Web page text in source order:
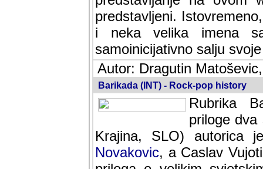
predstavljeni.
i neka velika imena
samoinicijativno salju
Autor: Dragutin
Barikada (INT) - Rock-pop history
Rubrika
dva
SLO) autorica je velikog
Caslav Vujotic